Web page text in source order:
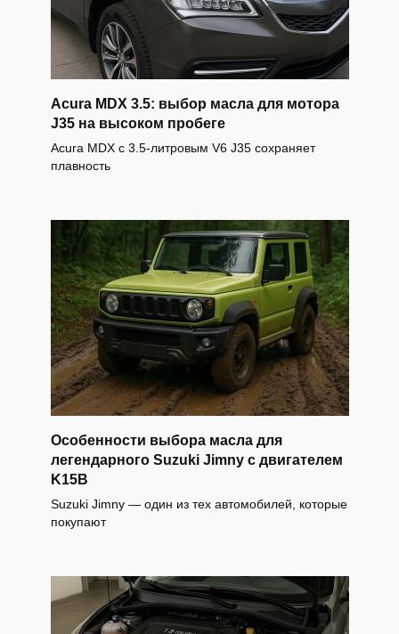
Acura MDX 3.5: выбор масла для мотора
J35 на высоком пробеге
Acura MDX с 3.5-литровым V6 J35 сохраняет
плавность
Особенности выбора масла для
легендарного Suzuki Jimny с двигателем
K15B
Suzuki Jimny — один из тех автомобилей, которые
покупают